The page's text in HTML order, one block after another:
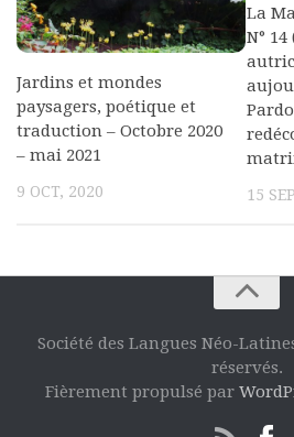
Jardins et mondes
paysagers, poétique et
traduction – Octobre 2020
– mai 2021
9 OCT, 2020
La
N°
15
Société des Langues Néo-
réservés.
Fièrement propulsé par